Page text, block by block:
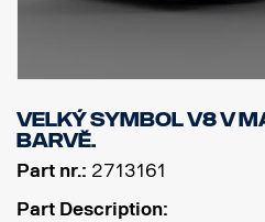
Velký symbol V8 v
barvě.
Part nr.: 2713161
Part Description: